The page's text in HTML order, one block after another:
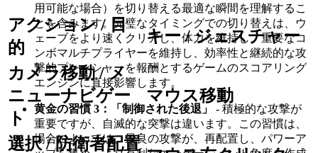
アクション / 目
的
キー / ジェスチャー
カメラ移動 / メ
ニューナビゲー
ト
マウス移動
選択 / 防衛者配置
用可能な場合）を切り替える最適な瞬間を理解するこ
とを含みます。完璧なタイミングでの切り替えは、ウ
ェーブをより速くクリアし、体力を維持し、重要なコ
ンボマルチプライヤーを維持し、効率性と継続的な攻
撃的プレッシャーを報酬とするゲームのスコアリング
エンジンに直接影響します。
黄金の習慣 3：「制御された後退」
- 積極的な攻撃が
重要ですが、自滅的な突撃は違います。この習慣は、
場合によっては、最良の攻撃が、再配置し、パワーア